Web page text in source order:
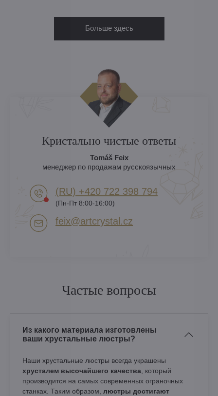
Больше здесь
Кристально чистые ответы
Tomáš Feix
менеджер по продажам русскоязычных
(RU) +420 722 398 794​
(Пн-Пт 8:00-16:00)
feix​@artcrystal​.cz
Частые вопросы
Из какого материала изготовлены
ваши хрустальные люстры?
Наши хрустальные люстры всегда украшены
хрусталем высочайшего качества, который
производится на самых современных ограночных
станках. Таким образом, люстры достигают